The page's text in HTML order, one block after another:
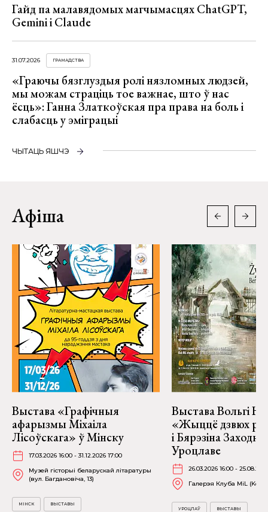
Гайд па малавядомых магчымасцях ChatGPT,
Gemini і Claude
31.07.2026 ГРАМАДСТВА
«Граючы бязглуздыя ролі нязломных людзей,
мы можам страціць тое важнае, што ў нас
ёсць»: Ганна Златкоўская пра права на боль і
слабасць у эміграцыі
ЧЫТАЦЬ ЯШЧЭ
Афіша
Выстава «Графічныя
афарызмы Міхаіла
Лісоўскага» ў Мінску
17.03.2026 16:00 - 31.12.2026 17:00
Музей гісторыі беларускай літаратуры
(вул. Багдановіча, 13)
МІНСК ВЫСТАВЫ
Выстава Вольгі
«Жыццё дзвюх
і Бярэзіна
Уроцлаве
26.03.2026 16:00 -
Галерэя Клуба MiL
УРОЦЛАЎ ВЫСТАВЫ